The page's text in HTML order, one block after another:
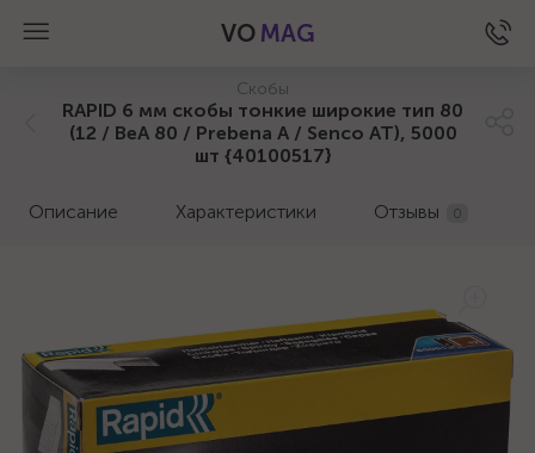
VO MAG
Скобы
RAPID 6 мм скобы тонкие широкие тип 80
(12 / ВеА 80 / Prebena A / Senco AT), 5000
шт {40100517}
Описание Характеристики Отзывы 0